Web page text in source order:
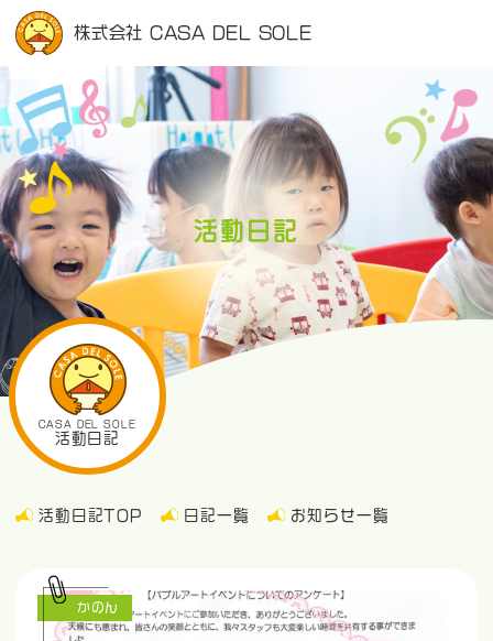
株式会社 CASA DEL SOLE
活動日記
CASA DEL SOLE
活動日記
活動日記TOP 日記一覧 お知らせ一覧
かのん